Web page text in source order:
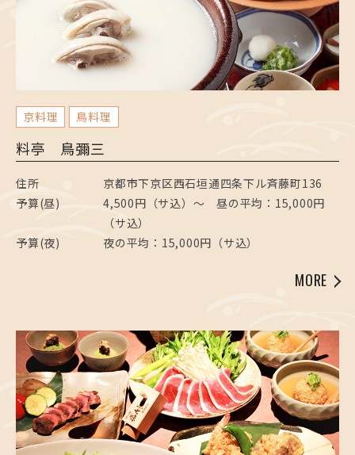
京料理 鳥料理
料亭 鳥彌三
住所
京都市下京区西石垣通四条下ル斉藤町136
予算(昼)
4,500円（サ込）〜 昼の平均：15,000円
（サ込）
予算(夜)
夜の平均：15,000円（サ込）
MORE